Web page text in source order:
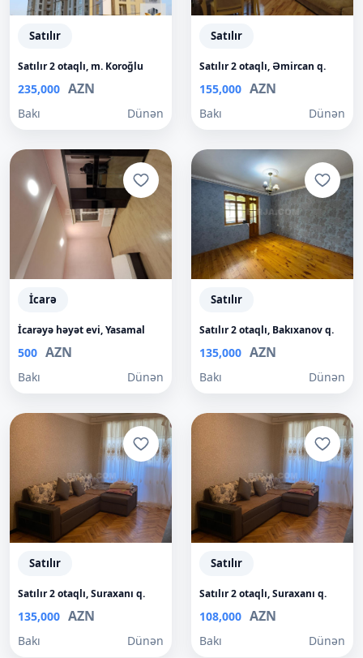
Satılır
Satılır 2 otaqlı, m. Koroğlu
235,000 AZN
Bakı Dünən
Satılır
Satılır 2 otaqlı, Əmircan q.
155,000 AZN
Bakı Dünən
İcarə
İcarəyə həyət evi, Yasamal
500 AZN
Bakı Dünən
Satılır
Satılır 2 otaqlı, Bakıxanov q.
135,000 AZN
Bakı Dünən
Satılır
Satılır 2 otaqlı, Suraxanı q.
135,000 AZN
Bakı Dünən
Satılır
Satılır 2 otaqlı, Suraxanı q.
108,000 AZN
Bakı Dünən